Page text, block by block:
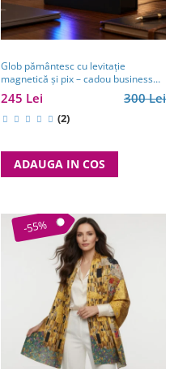
Glob pământesc cu levitație
magnetică și pix – cadou business
pentru bărbați pasionați de
tehnologie și călătorii
300 Lei
245 Lei
(2)
ADAUGA IN COS
-55%